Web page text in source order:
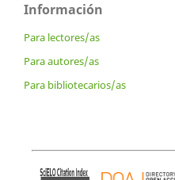
Información
Para lectores/as
Para autores/as
Para bibliotecarios/as